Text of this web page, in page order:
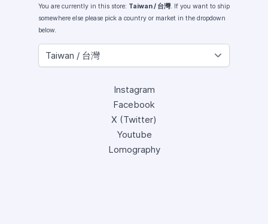
You are currently in this store: Taiwan / 台灣. If you want to ship
somewhere else please pick a country or market in the dropdown
below.
Instagram
Facebook
X (Twitter)
Youtube
Lomography